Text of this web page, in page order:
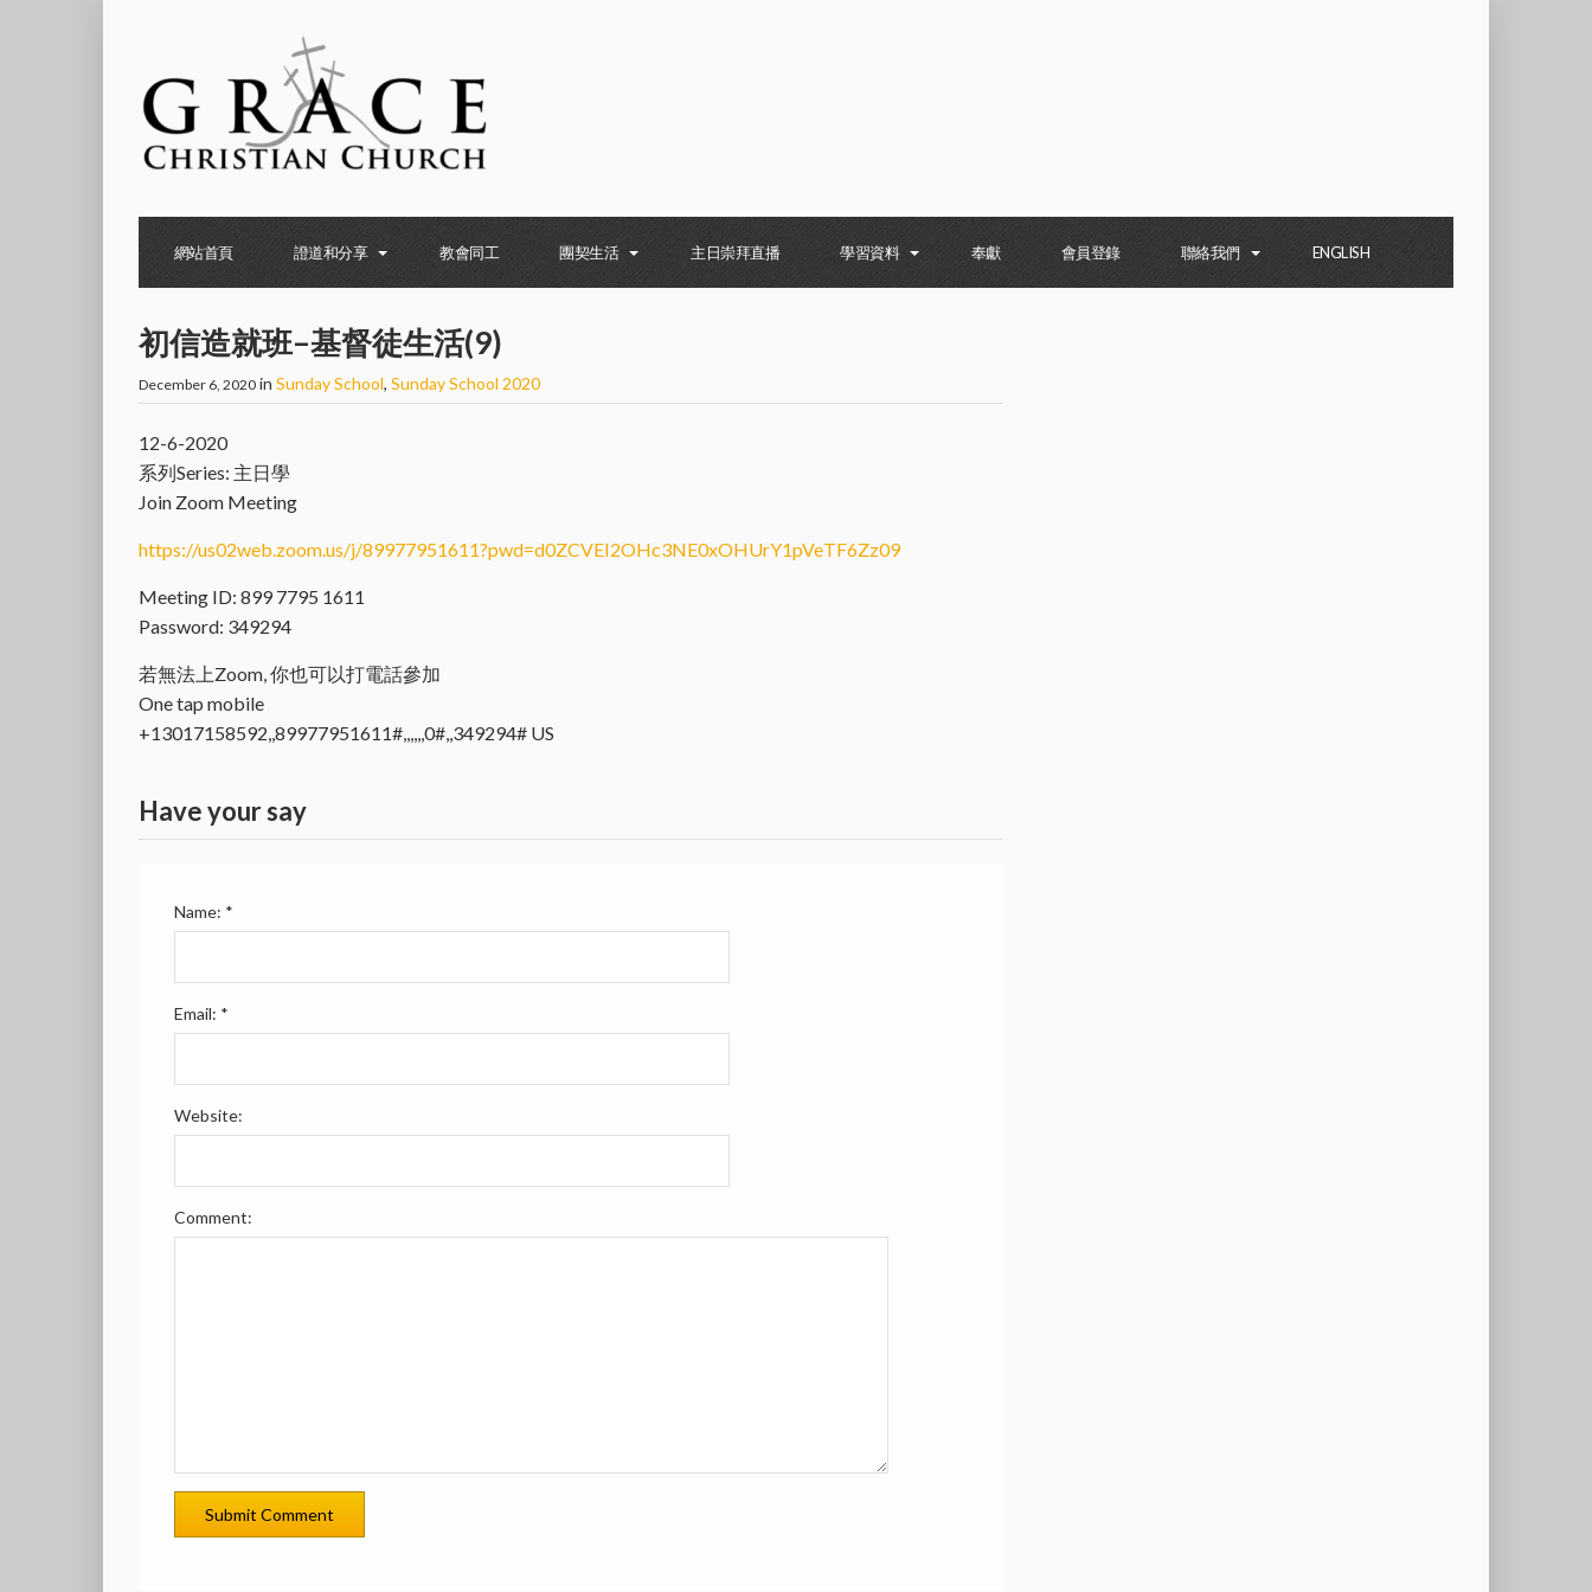
網站首頁 證道和分享 教會同工 團契生活 主日崇拜直播 學習資料 奉獻 會員登錄 聯絡我們 ENGLISH
初信造就班–基督徒生活(9)
December 6, 2020 in Sunday School, Sunday School 2020
12-6-2020
系列Series: 主日學
Join Zoom Meeting
https://us02web.zoom.us/j/89977951611?pwd=d0ZCVEI2OHc3NE0xOHUrY1pVeTF6Zz09
Meeting ID: 899 7795 1611
Password: 349294
若無法上Zoom, 你也可以打電話參加
One tap mobile
+13017158592,,89977951611#,,,,,,0#,,349294# US
Have your say
Name: *
Email: *
Website:
Comment: